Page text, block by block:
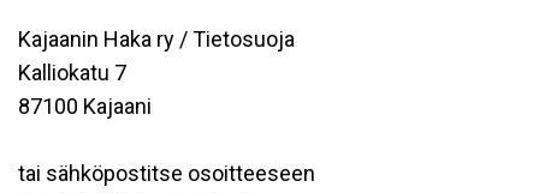
Kajaanin Haka ry / Tietosuoja
Kalliokatu 7
87100 Kajaani
tai sähköpostitse osoitteeseen